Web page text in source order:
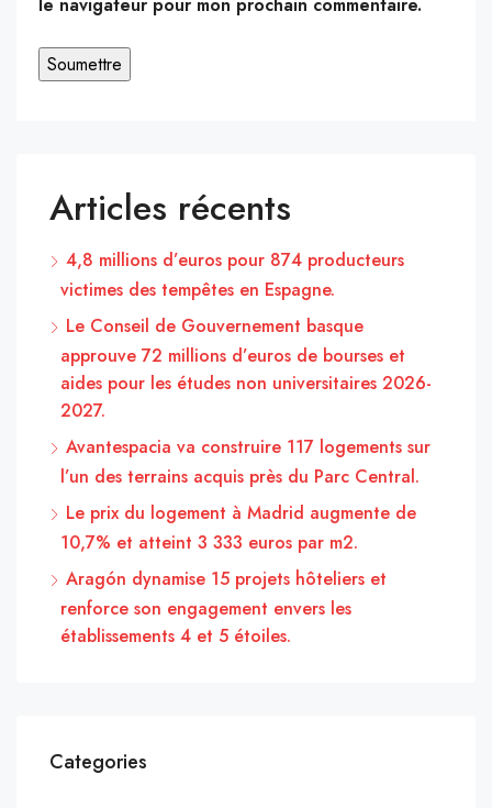
Articles récents
4,8 millions d’euros pour 874 producteurs
victimes des tempêtes en Espagne.
Le Conseil de Gouvernement basque
approuve 72 millions d’euros de bourses et
aides pour les études non universitaires 2026-
2027.
Avantespacia va construire 117 logements sur
l’un des terrains acquis près du Parc Central.
Le prix du logement à Madrid augmente de
10,7% et atteint 3 333 euros par m2.
Aragón dynamise 15 projets hôteliers et
renforce son engagement envers les
établissements 4 et 5 étoiles.
Categories